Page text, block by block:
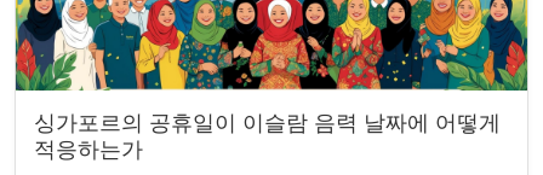
싱가포르의 공휴일이 이슬람 음력 날짜에 어떻게
적응하는가